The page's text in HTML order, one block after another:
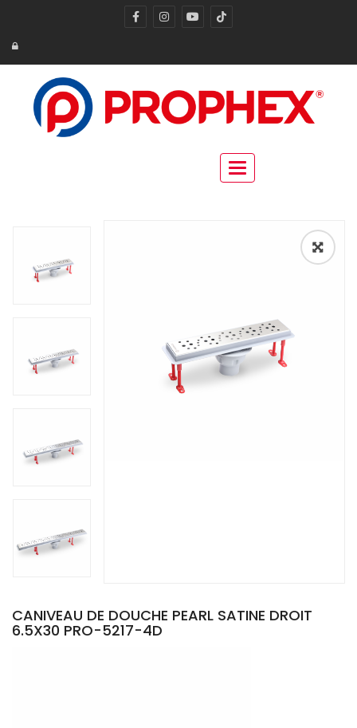
Toggle navigation
🔍
CANIVEAU DE DOUCHE PEARL SATINE DROIT
6.5X30 PRO-5217-4D